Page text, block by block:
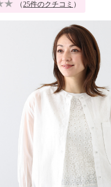
（25件のクチコミ ）